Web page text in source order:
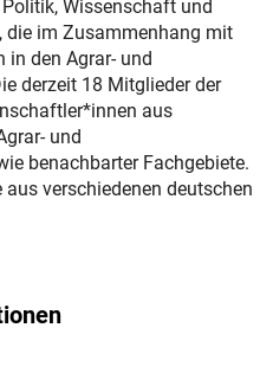
Wissenschaft und
die im Zusammenhang mit
in den Agrar- und
derzeit 18 Mitglieder der
aus
und
benachbarter Fachgebiete.
verschiedenen deutschen